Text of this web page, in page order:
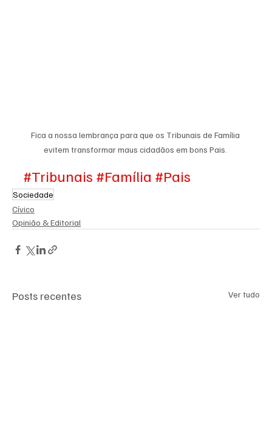
Fica a nossa lembrança para que os Tribunais de Família
evitem transformar maus cidadãos em bons Pais.
#Tribunais #Família #Pais
Sociedade
Cívico
Opinião & Editorial
Posts recentes Ver tudo